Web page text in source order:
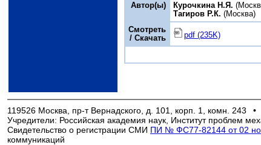
Автор(ы) Курочкина Н.Я.
Тагиров Р.К. (Москва)
Смотреть
/ Скачать
pdf (235K)
119526 Москва, пр-т Вернадского, д. 101, корп. 1, комн. 243 •
Учредители: Российская академия наук, Институт проблем
Свидетельство о регистрации СМИ ПИ № ФС77-82144 от 02
коммуникаций